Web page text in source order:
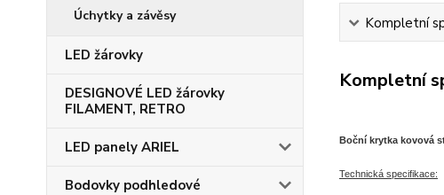
Úchytky a závěsy
LED žárovky
DESIGNOVÉ LED žárovky
FILAMENT, RETRO
LED panely ARIEL
Bodovky podhledové
Kompletní
Kompletní
Boční krytka kovová
Technická specifikace: